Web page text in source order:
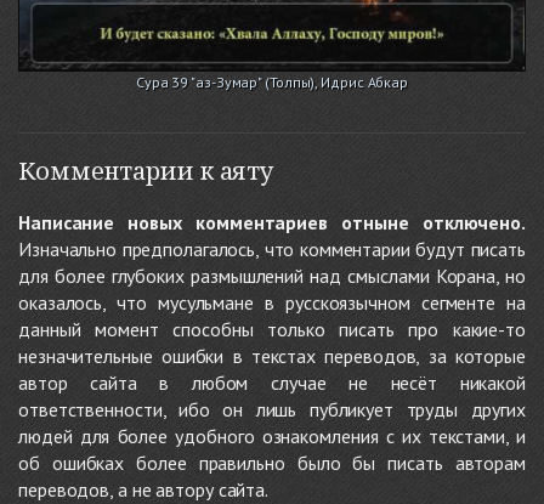
Сура 39 "аз-Зумар" (Толпы), Идрис Абкар
Комментарии к аяту
Написание новых комментариев отныне отключено.
Изначально предполагалось, что комментарии будут писать
для более глубоких размышлений над смыслами Корана, но
оказалось, что мусульмане в русскоязычном сегменте на
данный момент способны только писать про какие-то
незначительные ошибки в текстах переводов, за которые
автор сайта в любом случае не несёт никакой
ответственности, ибо он лишь публикует труды других
людей для более удобного ознакомления с их текстами, и
об ошибках более правильно было бы писать авторам
переводов, а не автору сайта.